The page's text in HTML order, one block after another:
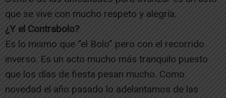
que se vive con mucho respeto y alegría.
¿Y el Contrabolo?
Es lo mismo que “el Bolo” pero con el recorrido
inverso. Es un acto mucho más tranquilo puesto
que los días de fiesta pesan mucho. Como
novedad el año pasado lo adelantamos de las